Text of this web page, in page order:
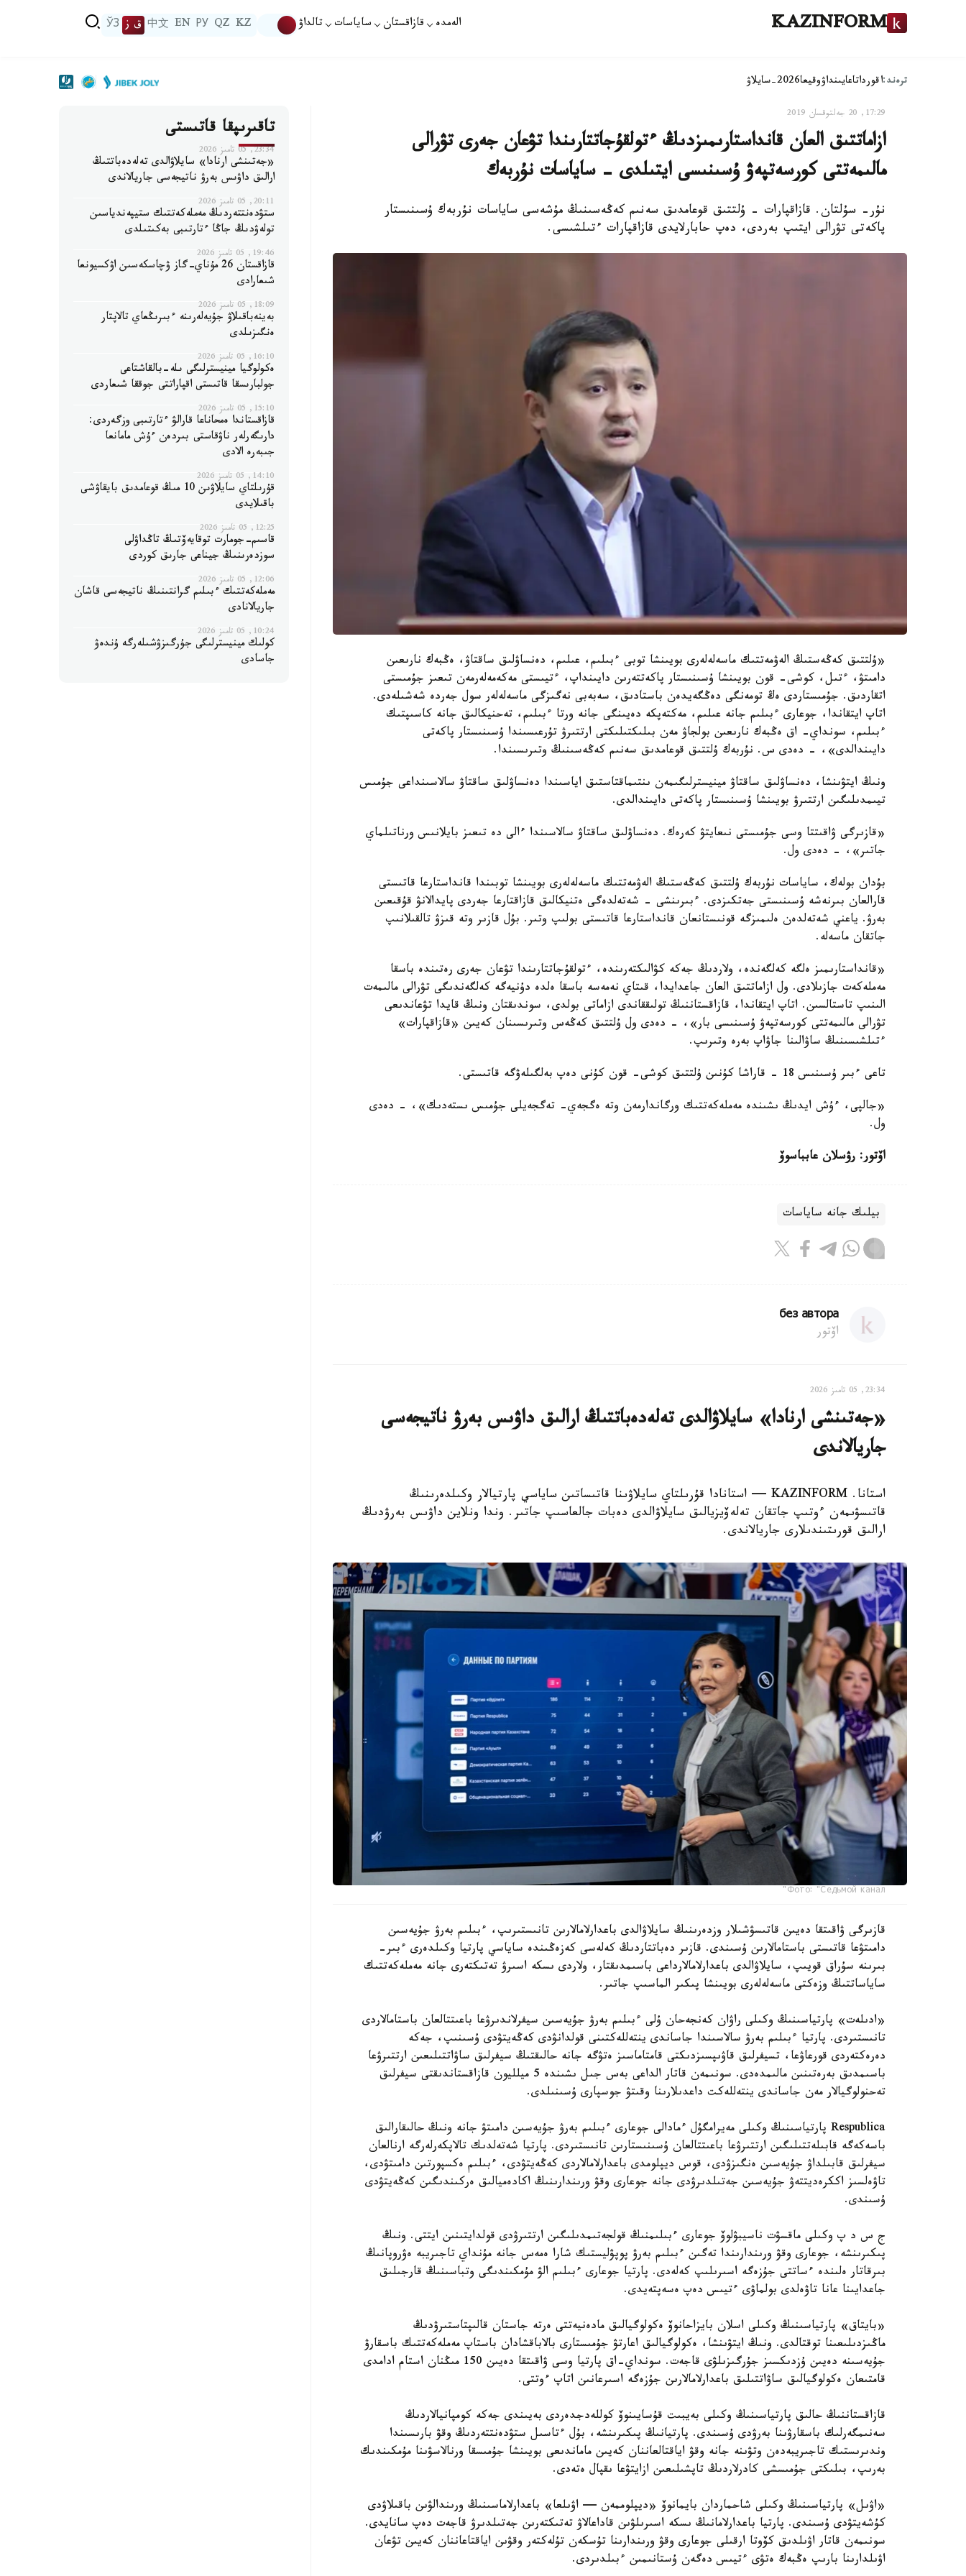
KAZINFORM الەمدە قازاقستان ساياسات تالداۋ KZ
QZ
РУ
EN
中文 ق ز ЎЗ
ترەند:اقورداتاعايىنداۋوقيعا2026-سايلاۋ
17:29, 20 جەلتوقسان 2019
ازاماتتىق العان قانداستارىمىزدىڭ ءتولقۇجاتتارىندا تۋعان جەرى تۋرالى
مالىمەتتى كورسەتپەۋ ۇسىنىسى ايتىلدى - ساياسات نۇربەك
نۇر- سۇلتان. قازاقپارات - ۇلتتىق قوعامدىق سەنىم كەڭەسىنىڭ مۇشەسى ساياسات نۇربەك ۇسىنىستار
پاكەتى تۋرالى ايتىپ بەردى، دەپ حابارلايدى قازاقپارات ءتىلشىسى.
«ۇلتتىق كەڭەستىڭ الەۋمەتتىك ماسەلەلەرى بويىنشا توبى ءبىلىم، عىلىم، دەنساۋلىق ساقتاۋ، ەڭبەك نارىعىن
دامىتۋ، ءتىل، كوشى- قون بويىنشا ۇسىنىستار پاكەتتەرىن دايىنداپ، ءتيىستى مەكەمەلەرمەن تىعىز جۇمىستى
اتقاردىق. جۇمىستاردى ەڭ تومەنگى دەڭگەيدەن باستادىق، سەبەبى نەگىزگى ماسەلەلەر سول جەردە شەشىلەدى.
اتاپ ايتقاندا، جوعارى ءبىلىم جانە عىلىم، مەكتەپكە دەيىنگى جانە ورتا ءبىلىم، تەحنيكالىق جانە كاسىپتىك
ءبىلىم، سونداي- اق ەڭبەك نارىعىن بولجاۋ مەن بىلىكتىلىكتى ارتتىرۋ تۇرعىسىندا ۇسىنىستار پاكەتى
دايىندالدى»، - دەدى س. نۇربەك ۇلتتىق قوعامدىق سەنىم كەڭەسىنىڭ وتىرىسىندا.
ونىڭ ايتۋىنشا، دەنساۋلىق ساقتاۋ مينيسترلىگىمەن ىنتىماقتاستىق اياسىندا دەنساۋلىق ساقتاۋ سالاسىنداعى جۇمىس
تيىمدىلىگىن ارتتىرۋ بويىنشا ۇسىنىستار پاكەتى دايىندالدى.
«قازىرگى ۋاقىتتا وسى جۇمىستى نىعايتۋ كەرەك. دەنساۋلىق ساقتاۋ سالاسىندا ءالى دە تىعىز بايلانىس ورناتىلماي
جاتىر»، - دەدى ول.
بۇدان بولەك، ساياسات نۇربەك ۇلتتىق كەڭەستىڭ الەۋمەتتىك ماسەلەلەرى بويىنشا توبىندا قانداستارعا قاتىستى
قارالعان بىرنەشە ۇسىنىستى جەتكىزدى. ءبىرىنشى - شەتەلدەگى ەتنيكالىق قازاقتارعا جەردى پايدالانۋ قۇقىعىن
بەرۋ. ياعني شەتەلدەن ەلىمىزگە قونىستانعان قانداستارعا قاتىستى بولىپ وتىر. بۇل قازىر وتە قىزۋ تالقىلانىپ
جاتقان ماسەلە.
«قانداستارىمىز ەلگە كەلگەندە، ولاردىڭ جەكە كۋالىكتەرىندە، ءتولقۇجاتتارىندا تۋعان جەرى رەتىندە باسقا
مەملەكەت جازىلادى. ول ازاماتتىق العان جاعدايدا، قىتاي نەمەسە باسقا ەلدە دۇنيەگە كەلگەندىگى تۋرالى مالىمەت
الىنىپ تاستالسىن. اتاپ ايتقاندا، قازاقستاننىڭ تولىققاندى ازاماتى بولدى، سوندىقتان ونىڭ قايدا تۋعاندىعى
تۋرالى مالىمەتتى كورسەتپەۋ ۇسىنىسى بار»، - دەدى ول ۇلتتىق كەڭەس وتىرىسىنان كەيىن «قازاقپارات»
ءتىلشىسىنىڭ ساۋالىنا جاۋاپ بەرە وتىرىپ.
تاعى ءبىر ۇسىنىس 18 - قاراشا كۇنىن ۇلتتىق كوشى- قون كۇنى دەپ بەلگىلەۋگە قاتىستى.
«جالپى، ءۇش ايدىڭ ىشىندە مەملەكەتتىك ورگاندارمەن وتە ەگجەي- تەگجەيلى جۇمىس ىستەدىك»، - دەدى
ول.
اۆتور: رۋسلان عابباسوۆ
بيلىك جانە ساياسات
без автора
اۆتور
23:34, 05 تامىز 2026
«جەتىنشى ارنادا» سايلاۋالدى تەلەدەباتتىڭ ارالىق داۋىس بەرۋ ناتيجەسى
جاريالاندى
استانا. KAZINFORM — استانادا قۇرىلتاي سايلاۋىنا قاتىساتىن ساياسي پارتيالار وكىلدەرىنىڭ
قاتىسۋىمەن ءوتىپ جاتقان تەلەۆيزيالىق سايلاۋالدى دەبات جالعاسىپ جاتىر. وندا ونلاين داۋىس بەرۋدىڭ
ارالىق قورىتىندىلارى جاريالاندى.
Фото: "Седьмой канал"
قازىرگى ۋاقىتقا دەيىن قاتىسۋشىلار وزدەرىنىڭ سايلاۋالدى باعدارلامالارىن تانىستىرىپ، ءبىلىم بەرۋ جۇيەسىن
دامىتۋعا قاتىستى باستامالارىن ۇسىندى. قازىر دەباتتاردىڭ كەلەسى كەزەڭىندە ساياسي پارتيا وكىلدەرى ءبىر-
بىرىنە سۇراق قويىپ، سايلاۋالدى باعدارلامالارداعى باسىمدىقتار، ولاردى ىسكە اسىرۋ تەتىكتەرى جانە مەملەكەتتىك
ساياساتتىڭ وزەكتى ماسەلەلەرى بويىنشا پىكىر الماسىپ جاتىر.
«ادىلەت» پارتياسىنىڭ وكىلى راۋان كەنجەحان ۇلى ءبىلىم بەرۋ جۇيەسىن سيفرلاندىرۋعا باعىتتالعان باستامالاردى
تانىستىردى. پارتيا ءبىلىم بەرۋ سالاسىندا جاساندى ينتەللەكتىنى قولدانۋدى كەڭەيتۋدى ۇسىنىپ، جەكە
دەرەكتەردى قورعاۋعا، تسيفرلىق قاۋىپسىزدىكتى قامتاماسىز ەتۋگە جانە حالىقتىڭ سيفرلىق ساۋاتتىلىعىن ارتتىرۋعا
باسىمدىق بەرەتىنىن مالىمدەدى. سونىمەن قاتار الداعى بەس جىل ىشىندە 5 ميلليون قازاقستاندىقتى سيفرلىق
تەحنولوگيالار مەن جاساندى ينتەللەكت داعدىلارىنا وقىتۋ جوسپارى ۇسىنىلدى.
Respublica پارتياسىنىڭ وكىلى مەيرامگۇل ءمادالى جوعارى ءبىلىم بەرۋ جۇيەسىن دامىتۋ جانە ونىڭ حالىقارالىق
باسەكەگە قابىلەتتىلىگىن ارتتىرۋعا باعىتتالعان ۇسىنىستارىن تانىستىردى. پارتيا شەتەلدىك تالاپكەرلەرگە ارنالعان
سيفرلىق قابىلداۋ جۇيەسىن ەنگىزۋدى، قوس ديپلومدى باعدارلامالاردى كەڭەيتۋدى، ءبىلىم ەكسپورتىن دامىتۋدى،
تاۋەلسىز اككرەديتتەۋ جۇيەسىن جەتىلدىرۋدى جانە جوعارى وقۋ ورىندارىنىڭ اكادەميالىق ەركىندىگىن كەڭەيتۋدى
ۇسىندى.
ج س د پ وكىلى ماقسۋت ناسيبۋلوۆ جوعارى ءبىلىمنىڭ قولجەتىمدىلىگىن ارتتىرۋدى قولدايتىنىن ايتتى. ونىڭ
پىكىرىنشە، جوعارى وقۋ ورىندارىندا تەگىن ءبىلىم بەرۋ پوپۋليستىك شارا ەمەس جانە مۇنداي تاجىريبە ەۋروپانىڭ
بىرقاتار ەلىندە ءساتتى جۇزەگە اسىرىلىپ كەلەدى. پارتيا جوعارى ءبىلىم الۋ مۇمكىندىگى وتباسىنىڭ قارجىلىق
جاعدايىنا عانا تاۋەلدى بولماۋى ءتيىس دەپ ەسەپتەيدى.
«بايتاق» پارتياسىنىڭ وكىلى اسلان بايزاحانوۆ ەكولوگيالىق مادەنيەتتى ەرتە جاستان قالىپتاستىرۋدىڭ
ماڭىزدىلىعىنا توقتالدى. ونىڭ ايتۋىنشا، ەكولوگيالىق اعارتۋ جۇمىستارى بالاباقشادان باستاپ مەملەكەتتىك باسقارۋ
جۇيەسىنە دەيىن ۇزدىكسىز جۇرگىزىلۋى قاجەت. سونداي-اق پارتيا وسى ۋاقىتقا دەيىن 150 مىڭنان استام ادامدى
قامتىعان ەكولوگيالىق ساۋاتتىلىق باعدارلامالارىن جۇزەگە اسىرعانىن اتاپ ءوتتى.
قازاقستاننىڭ حالىق پارتياسىنىڭ وكىلى بەيبىت قۇسايىنوۆ كوللەدجدەردى بەيىندى جەكە كومپانيالاردىڭ
سەنىمگەرلىك باسقارۋىنا بەرۋدى ۇسىندى. پارتيانىڭ پىكىرىنشە، بۇل ءتاسىل ستۋدەنتتەردىڭ وقۋ بارىسىندا
وندىرىستىك تاجىريبەدەن وتۋىنە جانە وقۋ اياقتالعاننان كەيىن ماماندىعى بويىنشا جۇمىسقا ورنالاسۋىنا مۇمكىندىك
بەرىپ، بىلىكتى جۇمىسشى كادرلاردىڭ تاپشىلىعىن ازايتۋعا ىقپال ەتەدى.
«اۋىل» پارتياسىنىڭ وكىلى شاحماردان بايمانوۆ «ديپلوممەن — اۋىلعا» باعدارلاماسىنىڭ ورىندالۋىن باقىلاۋدى
كۇشەيتۋدى ۇسىندى. پارتيا باعدارلامانىڭ ىسكە اسىرىلۋىن قاداعالاۋ تەتىكتەرىن جەتىلدىرۋ قاجەت دەپ سانايدى.
سونىمەن قاتار اۋىلدىق كۆوتا ارقىلى جوعارى وقۋ ورىندارىنا تۇسكەن تۇلەكتەر وقۋىن اياقتاعاننان كەيىن تۋعان
اۋىلدارىنا بارىپ ەڭبەك ەتۋى ءتيىس دەگەن ۇستانىمىن ءبىلدىردى.
تاقىرىپقا قاتىستى
23:34, 05 تامىز 2026
«جەتىنشى ارنادا» سايلاۋالدى تەلەدەباتتىڭ
ارالىق داۋىس بەرۋ ناتيجەسى جاريالاندى
20:11, 05 تامىز 2026
ستۋدەنتتەردىڭ مەملەكەتتىك ستيپەندياسىن
تولەۋدىڭ جاڭا ءتارتىبى بەكىتىلدى
19:46, 05 تامىز 2026
قازاقستان 26 مۇناي-گاز ۋچاسكەسىن اۋكسيونعا
شىعارادى
18:09, 05 تامىز 2026
بەينەباقىلاۋ جۇيەلەرىنە ءبىرىڭعاي تالاپتار
ەنگىزىلدى
16:10, 05 تامىز 2026
ەكولوگيا مينيسترلىگى ىلە-بالقاشتاعى
جولبارىسقا قاتىستى اقپاراتتى جوققا شىعاردى
15:10, 05 تامىز 2026
قازاقستاندا ەمحاناعا قارالۋ ءتارتىبى وزگەردى:
دارىگەرلەر ناۋقاستى بىردەن ءۇش مامانعا
جىبەرە الادى
14:10, 05 تامىز 2026
قۇرىلتاي سايلاۋىن 10 مىڭ قوعامدىق بايقاۋشى
باقىلايدى
12:25, 05 تامىز 2026
قاسىم-جومارت توقايەۆتىڭ تاڭداۋلى
سوزدەرىنىڭ جيناعى جارىق كوردى
12:06, 05 تامىز 2026
مەملەكەتتىك ءبىلىم گرانتىنىڭ ناتيجەسى قاشان
جاريالانادى
10:24, 05 تامىز 2026
كولىك مينيسترلىگى جۇرگىزۋشىلەرگە ۇندەۋ
جاسادى